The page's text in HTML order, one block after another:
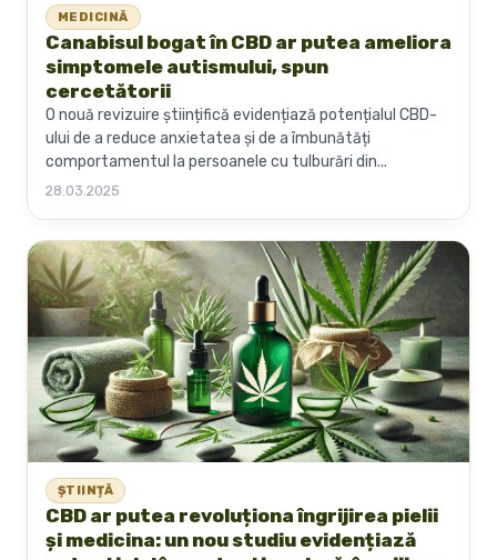
MEDICINĂ
Canabisul bogat în CBD ar putea ameliora
simptomele autismului, spun
cercetătorii
O nouă revizuire științifică evidențiază potențialul CBD-
ului de a reduce anxietatea și de a îmbunătăți
comportamentul la persoanele cu tulburări din...
28.03.2025
ȘTIINȚĂ
CBD ar putea revoluționa îngrijirea pielii
și medicina: un nou studiu evidențiază